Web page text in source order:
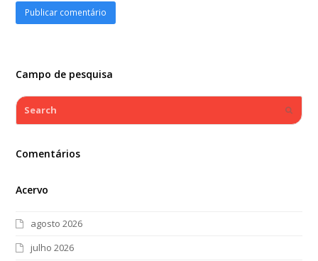
Campo de pesquisa
Search
Comentários
Acervo
agosto 2026
julho 2026